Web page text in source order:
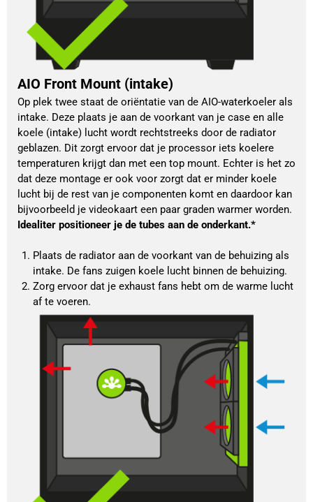
AIO Front Mount (intake)
Op plek twee staat de oriëntatie van de AIO-waterkoeler als
intake. Deze plaats je aan de voorkant van je case en alle
koele (intake) lucht wordt rechtstreeks door de radiator
geblazen. Dit zorgt ervoor dat je processor iets koelere
temperaturen krijgt dan met een top mount. Echter is het zo
dat deze montage er ook voor zorgt dat er minder koele
lucht bij de rest van je componenten komt en daardoor kan
Idealiter positioneer je de tubes aan de onderkant.*
Plaats de radiator aan de voorkant van de behuizing als
intake. De fans zuigen koele lucht binnen de behuizing.
Zorg ervoor dat je exhaust fans hebt om de warme lucht
af te voeren.